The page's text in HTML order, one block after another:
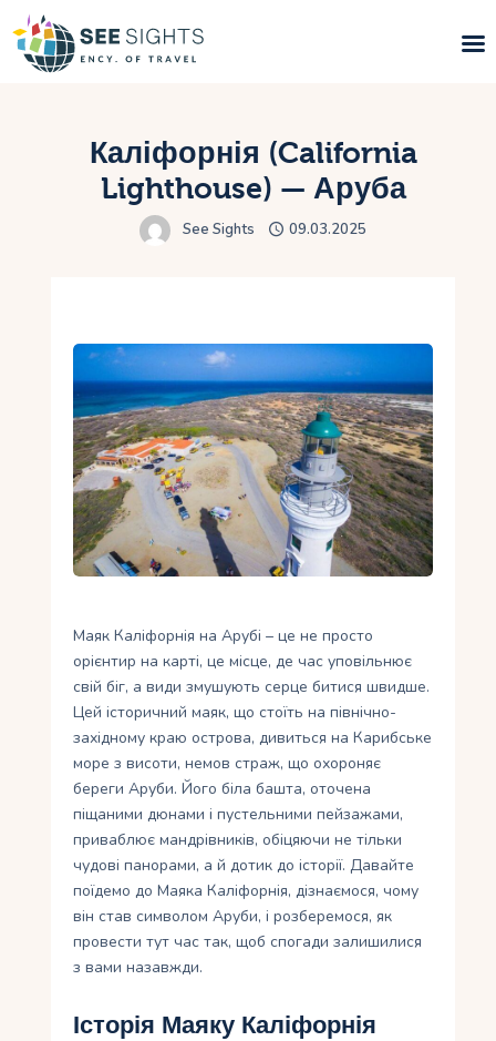
Гарячі тури
Типи Турів
Інфо
Блог
Контакти
Укр
Каліфорнія (California
Lighthouse) — Аруба
See Sights 09.03.2025
Маяк Каліфорнія на Арубі – це не просто
орієнтир на карті, це місце, де час уповільнює
свій біг, а види змушують серце битися швидше.
Цей історичний маяк, що стоїть на північно-
західному краю острова, дивиться на Карибське
море з висоти, немов страж, що охороняє
береги Аруби. Його біла башта, оточена
піщаними дюнами і пустельними пейзажами,
приваблює мандрівників, обіцяючи не тільки
чудові панорами, а й дотик до історії. Давайте
поїдемо до Маяка Каліфорнія, дізнаємося, чому
він став символом Аруби, і розберемося, як
провести тут час так, щоб спогади залишилися
з вами назавжди.
Історія Маяку Каліфорнія